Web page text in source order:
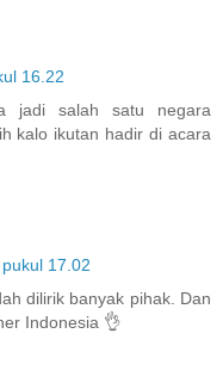
16.22
jadi salah satu negara
kalo ikutan hadir di acara
17.02
dilirik banyak pihak. Dan
Indonesia 👌